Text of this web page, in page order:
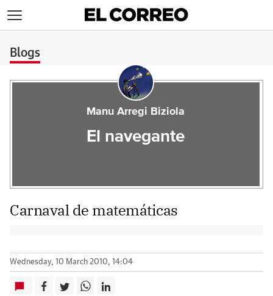
Blogs
Manu Arregi Biziola
El navegante
Carnaval de matemáticas
Wednesday, 10 March 2010, 14:04